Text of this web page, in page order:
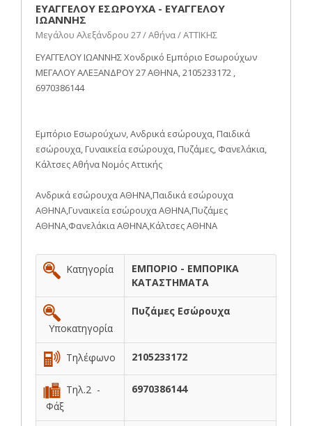
ΕΥΑΓΓΕΛΟΥ ΕΣΩΡΟΥΧΑ - ΕΥΑΓΓΕΛΟΥ
ΙΩΑΝΝΗΣ
Μεγάλου Αλεξάνδρου 27 / Αθήνα / ΑΤΤΙΚΗΣ
ΕΥΑΓΓΕΛΟΥ ΙΩΑΝΝΗΣ Χονδρικό Εμπόριο Εσωρούχων
ΜΕΓΑΛΟΥ ΑΛΕΞΑΝΔΡΟΥ 27 ΑΘΗΝΑ, 2105233172 ,
6970386144
Εμπόριο Εσωρούχων, Ανδρικά εσώρουχα, Παιδικά
εσώρουχα, Γυναικεία εσώρουχα, Πυζάμες, Φανελάκια,
Κάλτσες Αθήνα Νομός Αττικής
Ανδρικά εσώρουχα ΑΘΗΝΑ,Παιδικά εσώρουχα
ΑΘΗΝΑ,Γυναικεία εσώρουχα ΑΘΗΝΑ,Πυζάμες
ΑΘΗΝΑ,Φανελάκια ΑΘΗΝΑ,Κάλτσες ΑΘΗΝΑ
Κατηγορία
ΕΜΠΟΡΙΟ - ΕΜΠΟΡΙΚΑ
ΚΑΤΑΣΤΗΜΑΤΑ
Υποκατηγορία
Πυζάμες Εσώρουχα
Τηλέφωνο 2105233172
Τηλ.2 -
Φάξ
6970386144